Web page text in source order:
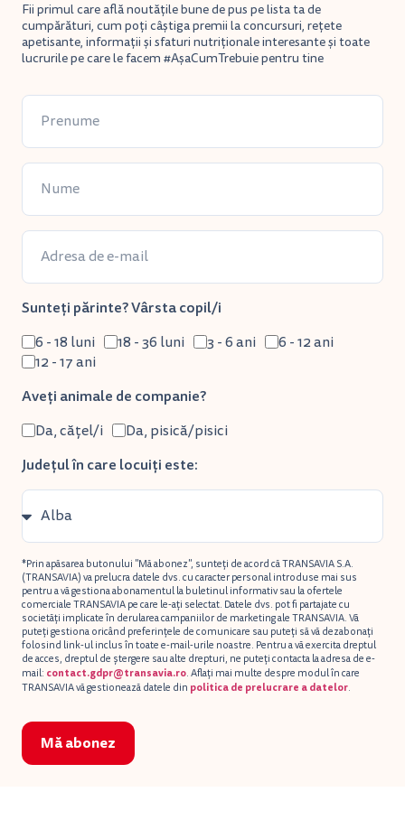
Fii primul care află noutățile bune de pus pe lista ta de
cumpărături, cum poți câștiga premii la concursuri, rețete
apetisante, informații și sfaturi nutriționale interesante și toate
lucrurile pe care le facem #AșaCumTrebuie pentru tine
Sunteți părinte? Vârsta copil/i
6 - 18 luni 18 - 36 luni 3 - 6 ani
6 - 12 ani
12 - 17 ani
Aveți animale de companie?
Da, cățel/i Da, pisică/pisici
Județul în care locuiți este:
*Prin apăsarea butonului "Mă abonez", sunteți de acord că TRANSAVIA S.A.
(TRANSAVIA) va prelucra datele dvs. cu caracter personal introduse mai sus
pentru a vă gestiona abonamentul la buletinul informativ sau la ofertele
comerciale TRANSAVIA pe care le-ați selectat. Datele dvs. pot fi partajate cu
societăți implicate în derularea campaniilor de marketing ale TRANSAVIA. Vă
puteți gestiona oricând preferințele de comunicare sau puteți să vă dezabonați
folosind link-ul inclus în toate e-mail-urile noastre. Pentru a vă exercita dreptul
de acces, dreptul de ștergere sau alte drepturi, ne puteți contacta la adresa de e-
mail: contact.gdpr@transavia.ro. Aflați mai multe despre modul în care
TRANSAVIA vă gestionează datele din politica de prelucrare a datelor.
Mă abonez